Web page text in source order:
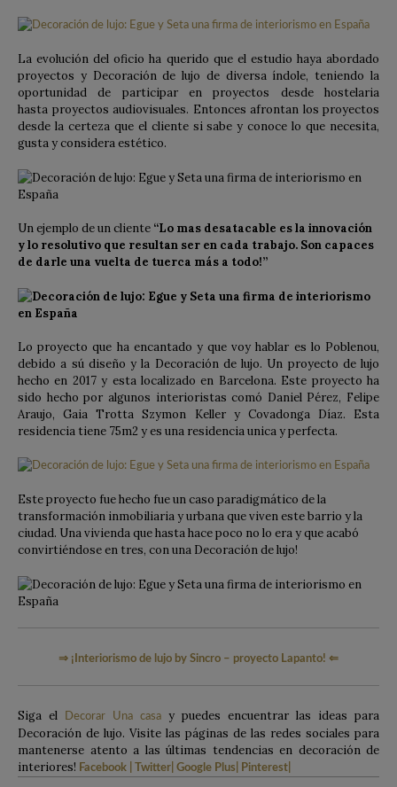
La evolución del oficio ha querido que el estudio haya abordado
proyectos y Decoración de lujo de diversa índole, teniendo la
oportunidad de participar en proyectos desde hostelaria
hasta proyectos audiovisuales. Entonces afrontan los proyectos
desde la certeza que el cliente si sabe y conoce lo que necesita,
gusta y considera estético.
Un ejemplo de un cliente “Lo mas desatacable es la innovación
y lo resolutivo que resultan ser en cada trabajo. Son capaces
de darle una vuelta de tuerca más a todo!”
Lo proyecto que ha encantado y que voy hablar es lo Poblenou,
debido a sú diseño y la Decoración de lujo. Un proyecto de lujo
hecho en 2017 y esta localizado en Barcelona. Este proyecto ha
sido hecho por algunos interioristas comó Daniel Pérez, Felipe
Araujo, Gaia Trotta Szymon Keller y Covadonga Díaz. Esta
residencia tiene 75m2 y es una residencia unica y perfecta.
Este proyecto fue hecho fue un caso paradigmático de la
transformación inmobiliaria y urbana que viven este barrio y la
ciudad. Una vivienda que hasta hace poco no lo era y que acabó
convirtiéndose en tres, con una Decoración de lujo!
⇒ ¡Interiorismo de lujo by Sincro – proyecto Lapanto! ⇐
Siga el Decorar Una casa
y puedes encuentrar las ideas para
Decoración de lujo. Visite las páginas de las redes sociales para
mantenerse atento a las últimas tendencias en decoración de
interiores! Facebook Twitter Google Plus Pinterest